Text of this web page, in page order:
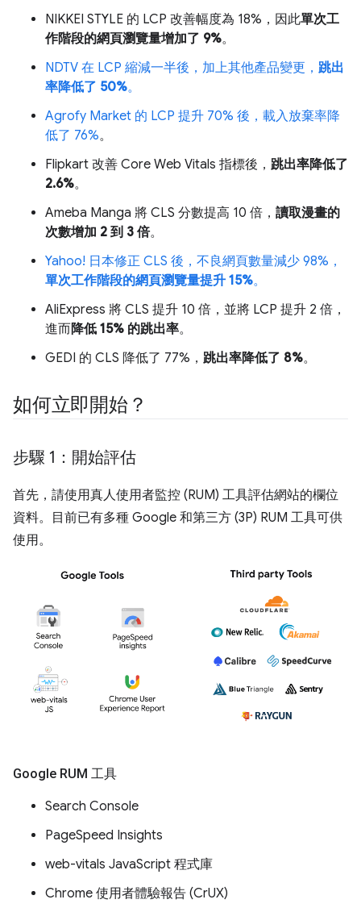
NIKKEI STYLE 的 LCP 改善幅度為 18%，因此單次工
作階段的網頁瀏覽量增加了 9%。
NDTV 在 LCP 縮減一半後，加上其他產品變更， 跳出
率降低了 50%。
Agrofy Market 的 LCP 提升 70% 後，載入放棄率降
低了 76%。
Flipkart 改善 Core Web Vitals 指標後， 跳出率降低了
2.6%。
Ameba Manga 將 CLS 分數提高 10 倍， 讀取漫畫的
次數增加 2 到 3 倍。
Yahoo! 日本修正 CLS 後，不良網頁數量減少 98%，
單次工作階段的網頁瀏覽量提升 15%。
AliExpress 將 CLS 提升 10 倍，並將 LCP 提升 2 倍，
進而降低 15% 的跳出率。
GEDI 的 CLS 降低了 77%， 跳出率降低了 8%。
如何立即開始？
步驟 1：開始評估
首先，請使用真人使用者監控 (RUM) 工具評估網站的欄位
資料。目前已有多種 Google 和第三方 (3P) RUM 工具可供
使用。
Google RUM 工具
Search Console
PageSpeed Insights
web-vitals JavaScript 程式庫
Chrome 使用者體驗報告 (CrUX)